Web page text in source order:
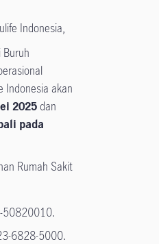
Indonesia,
Indonesia akan
2025dan
pada
Rumah Sakit
50820010.
6828-5000.